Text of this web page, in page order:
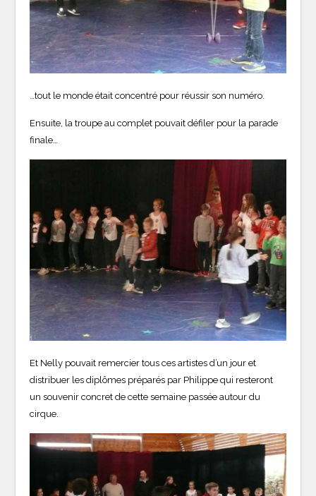
…tout le monde était concentré pour réussir son numéro.
Ensuite, la troupe au complet pouvait défiler pour la parade
finale…
Et Nelly pouvait remercier tous ces artistes d’un jour et
distribuer les diplômes préparés par Philippe qui resteront
un souvenir concret de cette semaine passée autour du
cirque.